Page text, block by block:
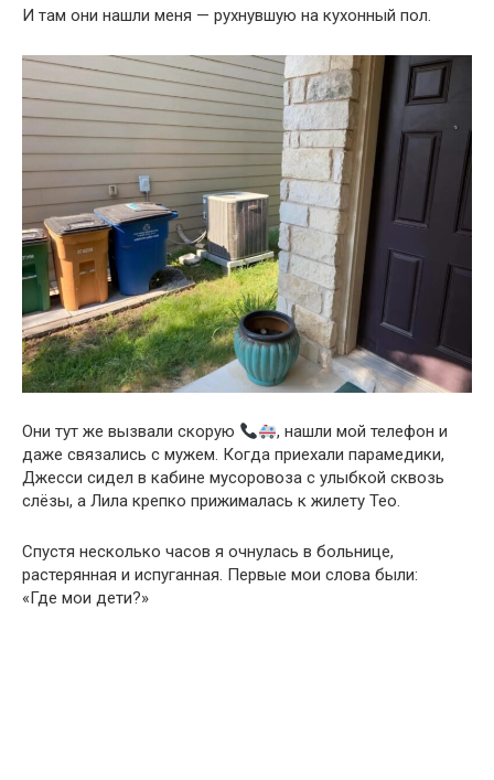
И там они нашли меня — рухнувшую на кухонный пол.
Они тут же вызвали скорую
, нашли мой телефон и
даже связались с мужем. Когда приехали парамедики,
Джесси сидел в кабине мусоровоза с улыбкой сквозь
слёзы, а Лила крепко прижималась к жилету Тео.
Спустя несколько часов я очнулась в больнице,
растерянная и испуганная. Первые мои слова были:
«Где мои дети?»